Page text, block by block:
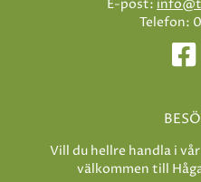
E-post:
Telefon:
Vill du hellre handla i
välkommen till